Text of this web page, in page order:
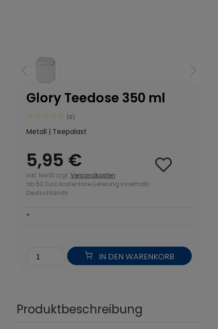
Glory Teedose 350 ml
(0)
Metall | Teepalast
5,95 €
inkl. MwSt zzgl. Versandkosten
ab 50 Euro kostenlose Lieferung innerhalb
Deutschlands
*
IN DEN WARENKORB
Produktbeschreibung